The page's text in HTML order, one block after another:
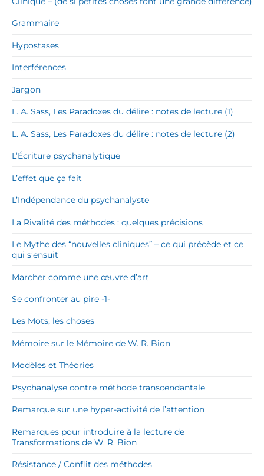
Grammaire
Hypostases
Interférences
Jargon
L. A. Sass, Les Paradoxes du délire : notes de lecture (1)
L. A. Sass, Les Paradoxes du délire : notes de lecture (2)
L’Écriture psychanalytique
L’effet que ça fait
L’Indépendance du psychanalyste
La Rivalité des méthodes : quelques précisions
Le Mythe des “nouvelles cliniques” – ce qui précède et ce
qui s’ensuit
Marcher comme une œuvre d’art
Se confronter au pire -1-
Les Mots, les choses
Mémoire sur le Mémoire de W. R. Bion
Modèles et Théories
Psychanalyse contre méthode transcendantale
Remarque sur une hyper-activité de l’attention
Remarques pour introduire à la lecture de
Transformations de W. R. Bion
Résistance / Conflit des méthodes